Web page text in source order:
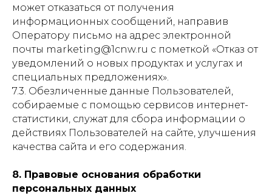
может отказаться от получения
информационных сообщений, направив
Оператору письмо на адрес электронной
почты marketing@1cnw.ru с пометкой «Отказ от
уведомлений о новых продуктах и услугах и
специальных предложениях».
7.3. Обезличенные данные Пользователей,
собираемые с помощью сервисов интернет-
статистики, служат для сбора информации о
действиях Пользователей на сайте, улучшения
качества сайта и его содержания.
8. Правовые основания обработки
персональных данных